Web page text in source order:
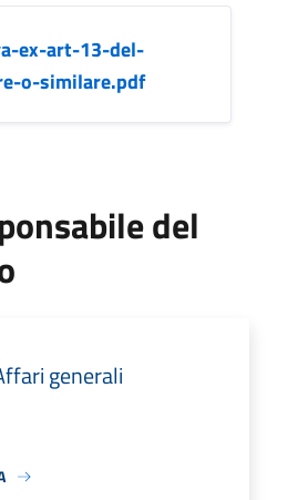
ex-art-13-del-
o-similare.pdf
del
generali